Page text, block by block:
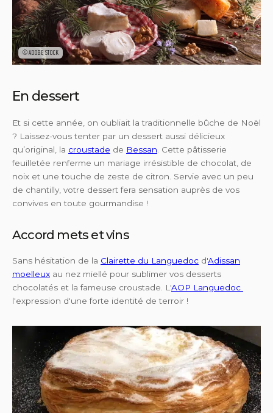
©ADOBE STOCK
En dessert
Et si cette année, on oubliait la traditionnelle bûche de Noël
? Laissez-vous tenter par un dessert aussi délicieux
qu’original, la croustade de Bessan. Cette pâtisserie
feuilletée renferme un mariage irrésistible de chocolat, de
noix et une touche de zeste de citron. Servie avec un peu
de chantilly, votre dessert fera sensation auprès de vos
convives en toute gourmandise !
Accord mets et vins
Sans hésitation de la Clairette du Languedoc d'Adissan
moelleux au nez miellé pour sublimer vos desserts
chocolatés et la fameuse croustade. L'AOP Languedoc
l'expression d'une forte identité de terroir !